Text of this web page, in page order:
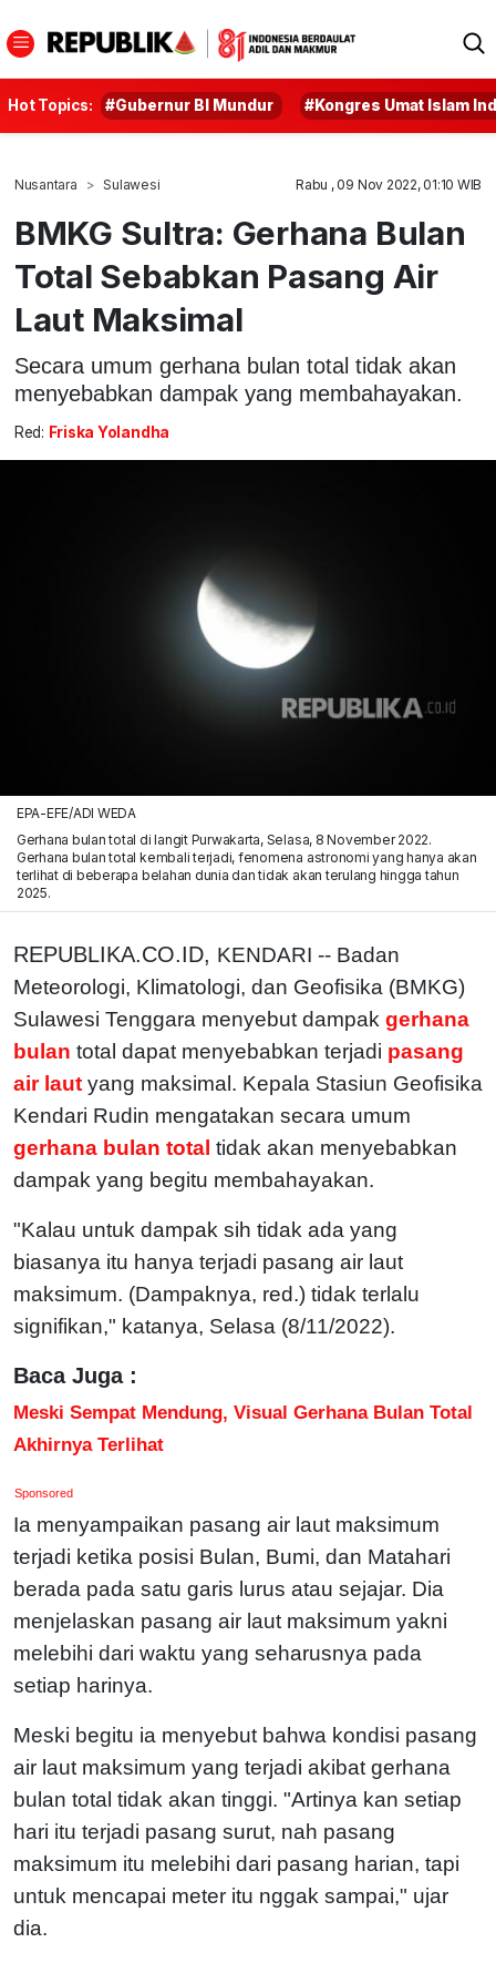
Hot Topics: #Gubernur BI Mundur #Kongres Umat Islam
Nusantara Sulawesi Rabu , 09 Nov 2022, 01:10 WIB
BMKG Sultra: Gerhana Bulan
Total Sebabkan Pasang Air
Laut Maksimal
Secara umum gerhana bulan total tidak akan
menyebabkan dampak yang membahayakan.
Red: Friska Yolandha
EPA-EFE/ADI WEDA
Gerhana bulan total di langit Purwakarta, Selasa, 8 November 2022.
Gerhana bulan total kembali terjadi, fenomena astronomi yang hanya akan
terlihat di beberapa belahan dunia dan tidak akan terulang hingga tahun
2025.
REPUBLIKA.CO.ID, KENDARI -- Badan
Meteorologi, Klimatologi, dan Geofisika (BMKG)
Sulawesi Tenggara menyebut dampak gerhana
bulan total dapat menyebabkan terjadi pasang
air laut yang maksimal. Kepala Stasiun Geofisika
Kendari Rudin mengatakan secara umum
gerhana bulan total tidak akan menyebabkan
dampak yang begitu membahayakan.
"Kalau untuk dampak sih tidak ada yang
biasanya itu hanya terjadi pasang air laut
maksimum. (Dampaknya, red.) tidak terlalu
signifikan," katanya, Selasa (8/11/2022).
Baca Juga :
Meski Sempat Mendung, Visual Gerhana Bulan Total
Akhirnya Terlihat
Sponsored
Ia menyampaikan pasang air laut maksimum
terjadi ketika posisi Bulan, Bumi, dan Matahari
berada pada satu garis lurus atau sejajar. Dia
menjelaskan pasang air laut maksimum yakni
melebihi dari waktu yang seharusnya pada
setiap harinya.
Meski begitu ia menyebut bahwa kondisi pasang
air laut maksimum yang terjadi akibat gerhana
bulan total tidak akan tinggi. "Artinya kan setiap
hari itu terjadi pasang surut, nah pasang
maksimum itu melebihi dari pasang harian, tapi
untuk mencapai meter itu nggak sampai," ujar
dia.